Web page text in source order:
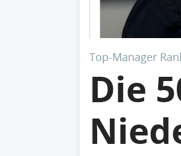
Top-Manager
Die